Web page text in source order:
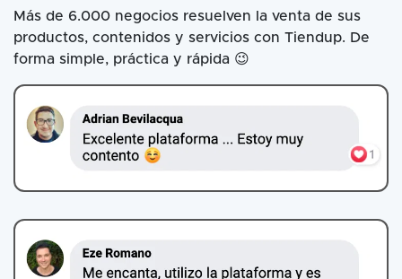
Más de 6.000 negocios resuelven la venta de sus
productos, contenidos y servicios con Tiendup. De
forma simple, práctica y rápida 😉